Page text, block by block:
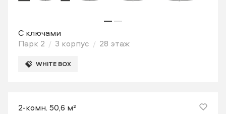
С ключами
Парк 2
3 корпус 28 этаж
WHITE BOX
2-комн. 50,6 м²